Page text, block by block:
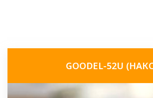
GOODEL-52U